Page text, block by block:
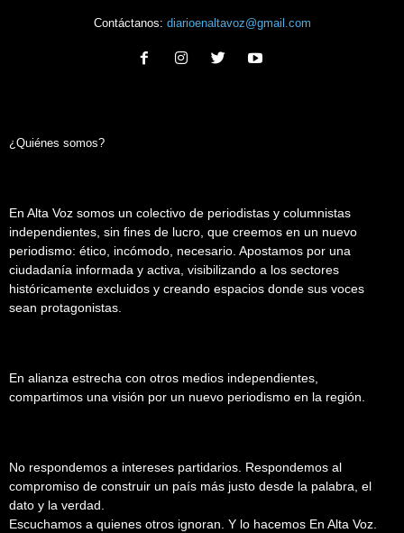
Contáctanos: diarioenaltavoz@gmail.com
¿Quiénes somos?
En Alta Voz somos un colectivo de periodistas y columnistas
independientes, sin fines de lucro, que creemos en un nuevo
periodismo: ético, incómodo, necesario. Apostamos por una
ciudadanía informada y activa, visibilizando a los sectores
históricamente excluidos y creando espacios donde sus voces
sean protagonistas.
En alianza estrecha con otros medios independientes,
compartimos una visión por un nuevo periodismo en la región.
No respondemos a intereses partidarios. Respondemos al
compromiso de construir un país más justo desde la palabra, el
dato y la verdad.
Escuchamos a quienes otros ignoran. Y lo hacemos En Alta Voz.